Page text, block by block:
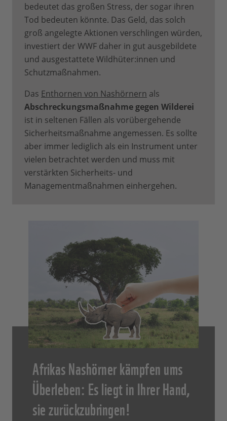
bedeutet das großen Stress, der sogar ihren
Tod bedeuten könnte. Das Geld, das solch
groß angelegte Aktionen verschlingen würden,
investiert der WWF daher in gut ausgebildete
und ausgestattete Wildhüter:innen und
Schutzmaßnahmen.
Das Enthornen von Nashörnern als
Abschreckungsmaßnahme gegen Wilderei
ist in seltenen Fällen als vorübergehende
Sicherheitsmaßnahme angemessen. Es sollte
aber immer lediglich als ein Instrument unter
vielen betrachtet werden und muss mit
verstärkten Sicherheits- und
Managementmaßnahmen einhergehen.
Afrikas Nashörner kämpfen ums
Überleben: Es liegt in Ihrer Hand,
sie zurückzubringen!